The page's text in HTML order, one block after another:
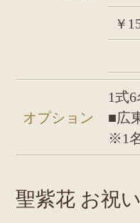
￥
オプション
1式
■広
※1
聖紫花 お祝